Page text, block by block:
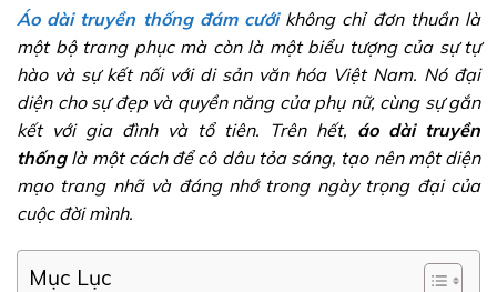
Áo dài truyền thống đám cướikhông chỉ đơn thuần là
một bộ trang phục mà còn là một biểu tượng của sự tự
hào và sự kết nối với di sản văn hóa Việt Nam. Nó đại
diện cho sự đẹp và quyền năng của phụ nữ, cùng sự gắn
kết với gia đình và tổ tiên. Trên hết, áo dài truyền
thốnglà một cách để cô dâu tỏa sáng, tạo nên một diện
mạo trang nhã và đáng nhớ trong ngày trọng đại của
cuộc đời mình.
Mục Lục